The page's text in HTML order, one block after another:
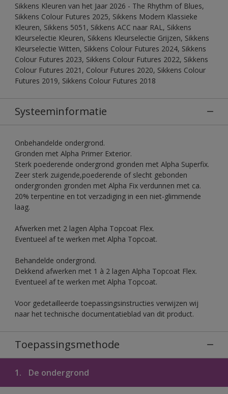
Sikkens Kleuren van het Jaar 2026 - The Rhythm of Blues,
Sikkens Colour Futures 2025, Sikkens Modern Klassieke
Kleuren, Sikkens 5051, Sikkens ACC naar RAL, Sikkens
Kleurselectie Kleuren, Sikkens Kleurselectie Grijzen, Sikkens
Kleurselectie Witten, Sikkens Colour Futures 2024, Sikkens
Colour Futures 2023, Sikkens Colour Futures 2022, Sikkens
Colour Futures 2021, Colour Futures 2020, Sikkens Colour
Futures 2019, Sikkens Colour Futures 2018
Systeeminformatie
Onbehandelde ondergrond.
Gronden met Alpha Primer Exterior.
Sterk poederende ondergrond gronden met Alpha Superfix.
Zeer sterk zuigende,poederende of slecht gebonden
ondergronden gronden met Alpha Fix verdunnen met ca.
20% terpentine en tot verzadiging in een niet-glimmende
laag.
Afwerken met 2 lagen Alpha Topcoat Flex.
Eventueel af te werken met Alpha Topcoat.
Behandelde ondergrond.
Dekkend afwerken met 1 à 2 lagen Alpha Topcoat Flex.
Eventueel af te werken met Alpha Topcoat.
Voor gedetailleerde toepassingsinstructies verwijzen wij
naar het technische documentatieblad van dit product.
Toepassingsmethode
1. De ondergrond